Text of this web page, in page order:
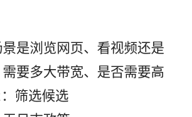
是浏览网页、看视频还是
要多大带宽、是否需要高
筛选候选